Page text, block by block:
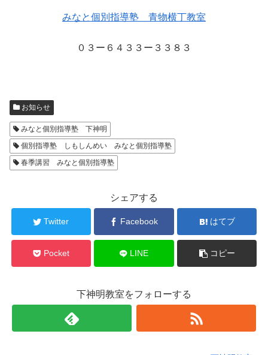
みなと個別指導塾 青物横丁教室
０３ー６４３３ー３３８３
お知らせ
みなと個別指導塾 下神明
個別指導塾 しもしんめい みなと個別指導塾
春季講習 みなと個別指導塾
シェアする
Twitter Facebook はてブ
Pocket LINE コピー
下神明教室をフォローする